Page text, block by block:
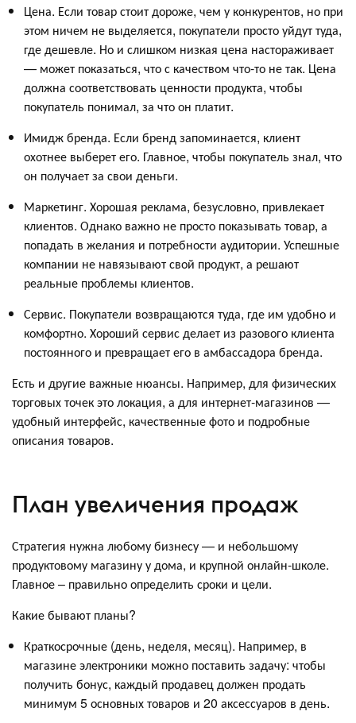
Цена. Если товар стоит дороже, чем у конкурентов, но при
этом ничем не выделяется, покупатели просто уйдут туда,
где дешевле. Но и слишком низкая цена настораживает
— может показаться, что с качеством что-то не так. Цена
должна соответствовать ценности продукта, чтобы
покупатель понимал, за что он платит.
Имидж бренда. Если бренд запоминается, клиент
охотнее выберет его. Главное, чтобы покупатель знал, что
он получает за свои деньги.
Маркетинг. Хорошая реклама, безусловно, привлекает
клиентов. Однако важно не просто показывать товар, а
попадать в желания и потребности аудитории. Успешные
компании не навязывают свой продукт, а решают
реальные проблемы клиентов.
Сервис. Покупатели возвращаются туда, где им удобно и
комфортно. Хороший сервис делает из разового клиента
постоянного и превращает его в амбассадора бренда.
Есть и другие важные нюансы. Например, для физических
торговых точек это локация, а для интернет-магазинов —
удобный интерфейс, качественные фото и подробные
описания товаров.
План увеличения продаж
Стратегия нужна любому бизнесу — и небольшому
продуктовому магазину у дома, и крупной онлайн-школе.
Главное – правильно определить сроки и цели.
Какие бывают планы?
Краткосрочные (день, неделя, месяц). Например, в
магазине электроники можно поставить задачу: чтобы
получить бонус, каждый продавец должен продать
минимум 5 основных товаров и 20 аксессуаров в день.